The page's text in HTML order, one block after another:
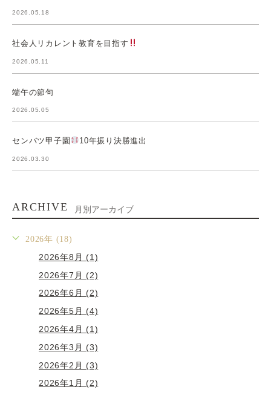
2026.05.18
社会人リカレント教育を目指す
2026.05.11
端午の節句
2026.05.05
センバツ甲子園 10年振り決勝進出
2026.03.30
ARCHIVE 月別アーカイブ
2026年 (18)
2026年8月 (1)
2026年7月 (2)
2026年6月 (2)
2026年5月 (4)
2026年4月 (1)
2026年3月 (3)
2026年2月 (3)
2026年1月 (2)